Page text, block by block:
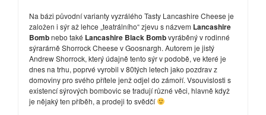
Na bázi původní varianty vyzrálého Tasty Lancashire Cheese je
založen i sýr až lehce „teatrálního“ zjevu s názvem Lancashire
Bombnebo také Lancashire Black Bombvyráběný v rodinné
sýrarárně Shorrock Cheese v Goosnargh. Autorem je jistý
Andrew Shorrock, který údajně tento sýr v podobě, ve které je
dnes na trhu, poprvé vyrobil v 80tých letech jako pozdrav z
domoviny pro svého přítele jenž odjel do zámoří. Vsouvislosti s
existencí sýrových bombovic se tradují různé věci, hlavně když
je nějaký ten příběh, a prodeji to svědčí